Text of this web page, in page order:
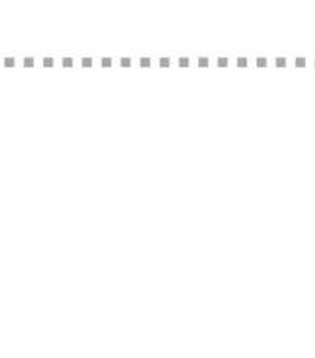
die perfekte Plattform für Ihre
bleiben Ihre Drucke brilliant und